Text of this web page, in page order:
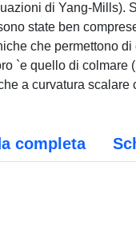
di Yang-Mills).
state ben
che permettono
`e quello di
a curvatura
completa